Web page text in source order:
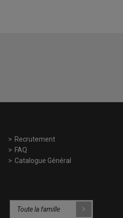
Recrutement
FAQ
Catalogue Général